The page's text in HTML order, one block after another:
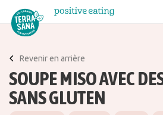
À propos de nous
Blog
Revenir en arrière
SOUPE MISO AVEC
SANS GLUTEN